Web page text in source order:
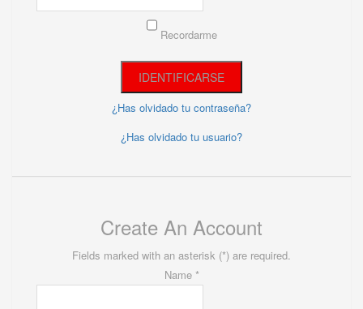
Recordarme
¿Has olvidado tu contraseña?
¿Has olvidado tu usuario?
Create An Account
Fields marked with an asterisk (*) are required.
Name *